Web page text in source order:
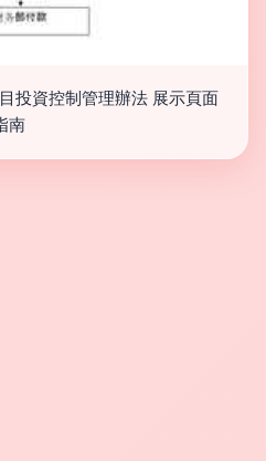
投資控制管理辦法 展示頁面
南